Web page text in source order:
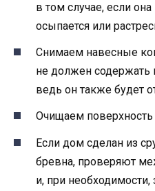
в том случае, если
осыпается или
Снимаем навесные
не должен содержать
ведь он также будет
Очищаем поверхность
Если дом сделан из
бревна, проверяют
и, при